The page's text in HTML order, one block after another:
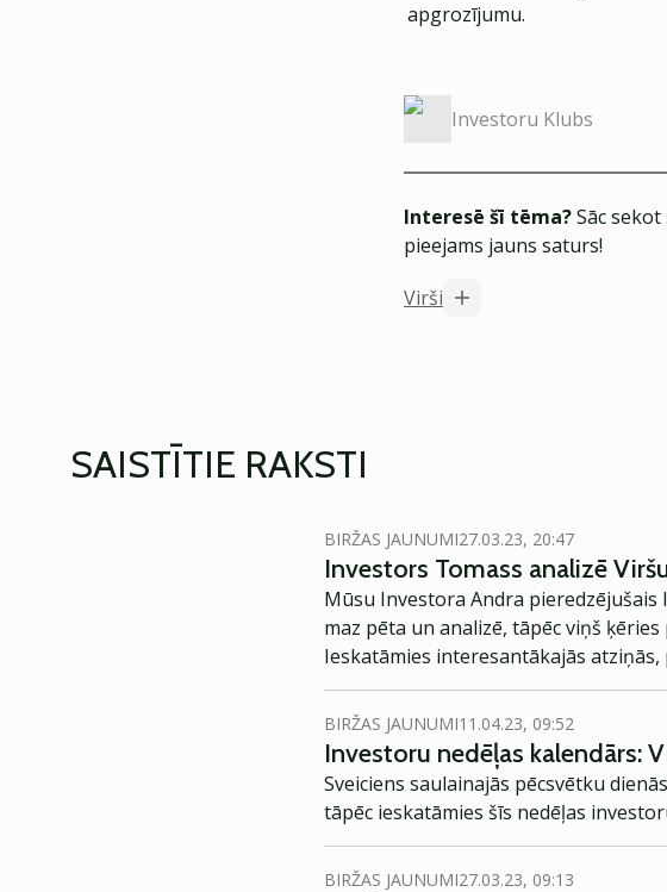
apgrozījumu.
Investoru Klubs
Interesē šī tēma?Sāc
pieejams jauns saturs!
Virši
SAISTĪTIE RAKSTI
BIRŽAS JAUNUMI27.03.23, 20:47
Investors Tomass analizē
Mūsu Investora Andra
maz pēta un analizē, tāpēc viņš
Ieskatāmies interesantākajās
BIRŽAS JAUNUMI11.04.23, 09:52
Investoru nedēļas kalendārs:
Sveiciens saulainajās pēcsvētku
tāpēc ieskatāmies šīs nedēļas
BIRŽAS JAUNUMI27.03.23, 09:13